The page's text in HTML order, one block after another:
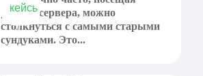
разные сервера, можно
столкнуться с самыми старыми
сундуками. Это...